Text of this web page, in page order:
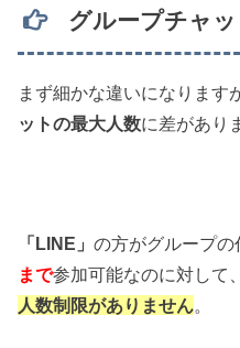
グループチャ
まず細かな違いになります
ットの最大人数に差があり
「LINE」の方がグループ
まで参加可能なのに対して、
人数制限がありません。